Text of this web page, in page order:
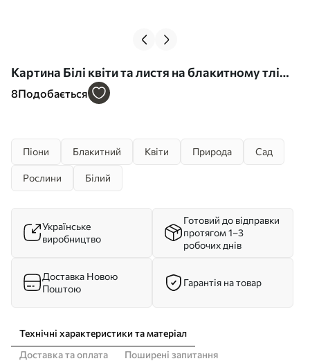
Картина Білі квіти та листя на блакитному тлі
Арт. s41527
8Подобається
Піони Блакитний Квіти Природа Сад
Рослини Білий
Українське
виробництво
Готовий до відправки
протягом 1–3
робочих днів
Доставка Новою
Поштою
Гарантія на товар
Технічні характеристики та матеріал
Доставка та оплата
Поширені запитання